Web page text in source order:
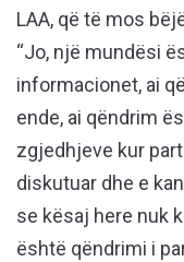
LAA, që të mos
“Jo, një mundësi
informacionet, ai
ende, ai qëndrim
zgjedhjeve kur
diskutuar dhe e
se kësaj here nuk
është qëndrimi i